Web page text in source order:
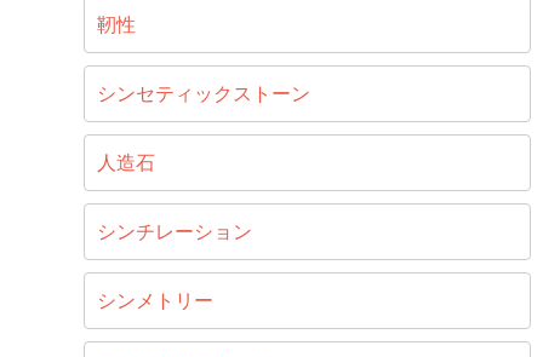
靭性
シンセティックストーン
人造石
シンチレーション
シンメトリー